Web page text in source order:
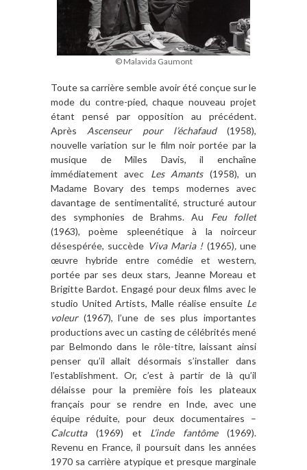
© Malavida Gaumont
Toute sa carrière semble avoir été conçue sur le
mode du contre-pied, chaque nouveau projet
étant pensé par opposition au précédent.
Après Ascenseur pour l’échafaud (1958),
nouvelle variation sur le film noir portée par la
musique de Miles Davis, il enchaîne
immédiatement avec Les Amants (1958), un
Madame Bovary des temps modernes avec
davantage de sentimentalité, structuré autour
des symphonies de Brahms. Au Feu follet
(1963), poème spleenétique à la noirceur
désespérée, succède Viva Maria ! (1965),une
œuvre hybride entre comédie et western,
portée par ses deux stars, Jeanne Moreau et
Brigitte Bardot. Engagé pour deux films avec le
studio United Artists, Malle réalise ensuite Le
voleur (1967), l’une de ses plus importantes
productions avec un casting de célébrités mené
par Belmondo dans le rôle-titre, laissant ainsi
penser qu’il allait désormais s’installer dans
l’establishment. Or, c’est à partir de là qu’il
délaisse pour la première fois les plateaux
français pour se rendre en Inde, avec une
équipe réduite, pour deux documentaires –
Calcutta (1969) et L’inde fantôme(1969).
Revenu en France, il poursuit dans les années
1970 sa carrière atypique et presque marginale